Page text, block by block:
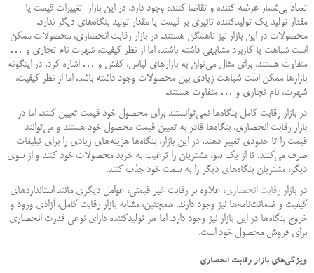
تعداد بی‌شمار عرضه کننده و تقاضا کننده وجود دارد. در این بازار تغییرات قیمت یا
مقدار تولید یک تولید‌کننده تاثیری بر قیمت یا مقدار تولید بنگاه‌های دیگر ندارد.
محصولات در این بازار نیز ناهمگن هستند. در بازار رقابت انحصاری، محصولات ممکن
است شباهت یا کاربرد مشابهی داشته باشند، اما از نظر کیفیت، شهرت نام تجاری و …
متفاوت هستند. برای مثال می‌توان به بازار‌های لباس، کفش و … اشاره کرد. در اینگونه
بازارها ممکن است شباهت زیادی بین محصولات وجود داشته باشد. اما از نظر کیفیت،
شهرت، نام تجاری و … متفاوت هستند.
در بازار رقابت کامل بنگاه‌ها نمی‌توانستند برای محصول خود قیمت تعیین کنند. اما در
بازار رقابت انحصاری، بنگاه‌ها قادر به تعیین قیمت محصول خود هستند و می‌توانند
قیمت را تا حدودی تغییر دهند. در این بازار، بنگاه‌ها هزینه‌های زیادی را برای تبلیغات
صرف می‌کنند. تا از یک سو، مشتریان را ترغیب به خرید محصولات خود کنند و از سوی
دیگر، مشتریان بنگاه‌های دیگر را به سمت خود جذب کنند.
در بازار رقابت انحصاری، علاوه بر رقابت غیر قیمتی، عوامل دیگری مانند استانداردهای
کیفیت و ضمانت‌نامه‌ها نیز وجود دارند. همچنین، مشابه بازار رقابت کامل، آزادی ورود و
خروج بنگاه‌ها در این بازار نیز وجود دارد. اما هر تولیدکننده دارای نوعی قدرت انحصاری
برای فروش محصول خود است.
ویژگی‌های بازار رقابت انحصاری